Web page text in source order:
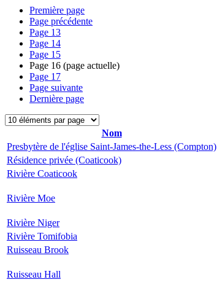
Première page
Page précédente
Page 13
Page 14
Page 15
Page 16 (page actuelle)
Page 17
Page suivante
Dernière page
Nom
Presbytère de l'église Saint-James-the-Less (Compton)
Résidence privée (Coaticook)
Rivière Coaticook
Rivière Moe
Rivière Niger
Rivière Tomifobia
Ruisseau Brook
Ruisseau Hall